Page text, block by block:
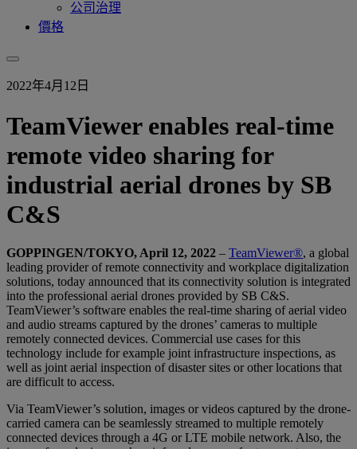
公司治理
價格
2022年4月12日
TeamViewer enables real-time
remote video sharing for
industrial aerial drones by SB
C&S
GOPPINGEN/TOKYO, April 12, 2022 – TeamViewer®, a global
leading provider of remote connectivity and workplace digitalization
solutions, today announced that its connectivity solution is integrated
into the professional aerial drones provided by SB C&S.
TeamViewer’s software enables the real-time sharing of aerial video
and audio streams captured by the drones’ cameras to multiple
remotely connected devices. Commercial use cases for this
technology include for example joint infrastructure inspections, as
well as joint aerial inspection of disaster sites or other locations that
are difficult to access.
Via TeamViewer’s solution, images or videos captured by the drone-
carried camera can be seamlessly streamed to multiple remotely
connected devices through a 4G or LTE mobile network. Also, the